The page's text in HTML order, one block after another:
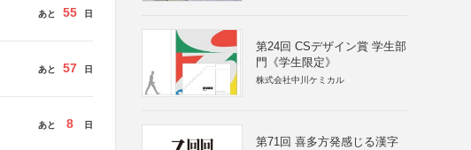
あと 55 日
あと 57 日
あと 8 日
第24回 CSデザイン賞 学生部
門《学生限定》
株式会社中川ケミカル
第71回 喜多方発感じる漢字